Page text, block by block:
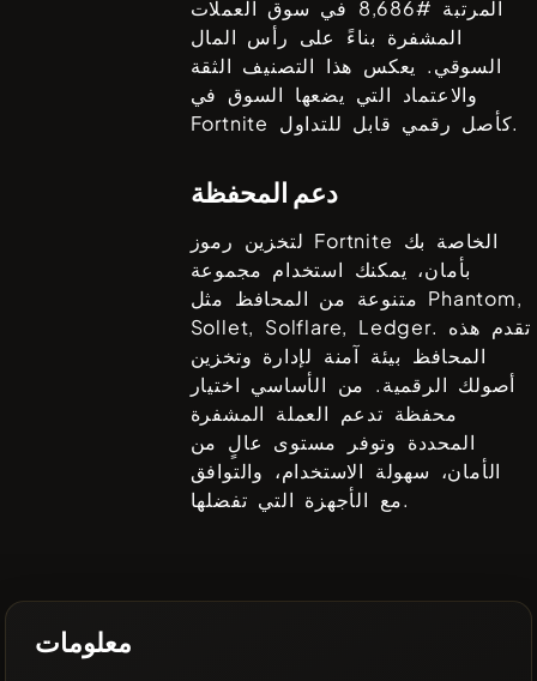
المرتبة #8,686 في سوق العملات
المشفرة بناءً على رأس المال
السوقي. يعكس هذا التصنيف الثقة
والاعتماد التي يضعها السوق في
Fortnite
كأصل رقمي قابل للتداول.
دعم المحفظة
Fortnite
بأمان، يمكنك استخدام مجموعة
Phantom,
Sollet, Solflare, Ledger. تقدم هذه
المحافظ بيئة آمنة لإدارة وتخزين
أصولك الرقمية. من الأساسي اختيار
محفظة تدعم العملة المشفرة
المحددة وتوفر مستوى عالٍ من
الأمان، سهولة الاستخدام، والتوافق
مع الأجهزة التي تفضلها.
معلومات